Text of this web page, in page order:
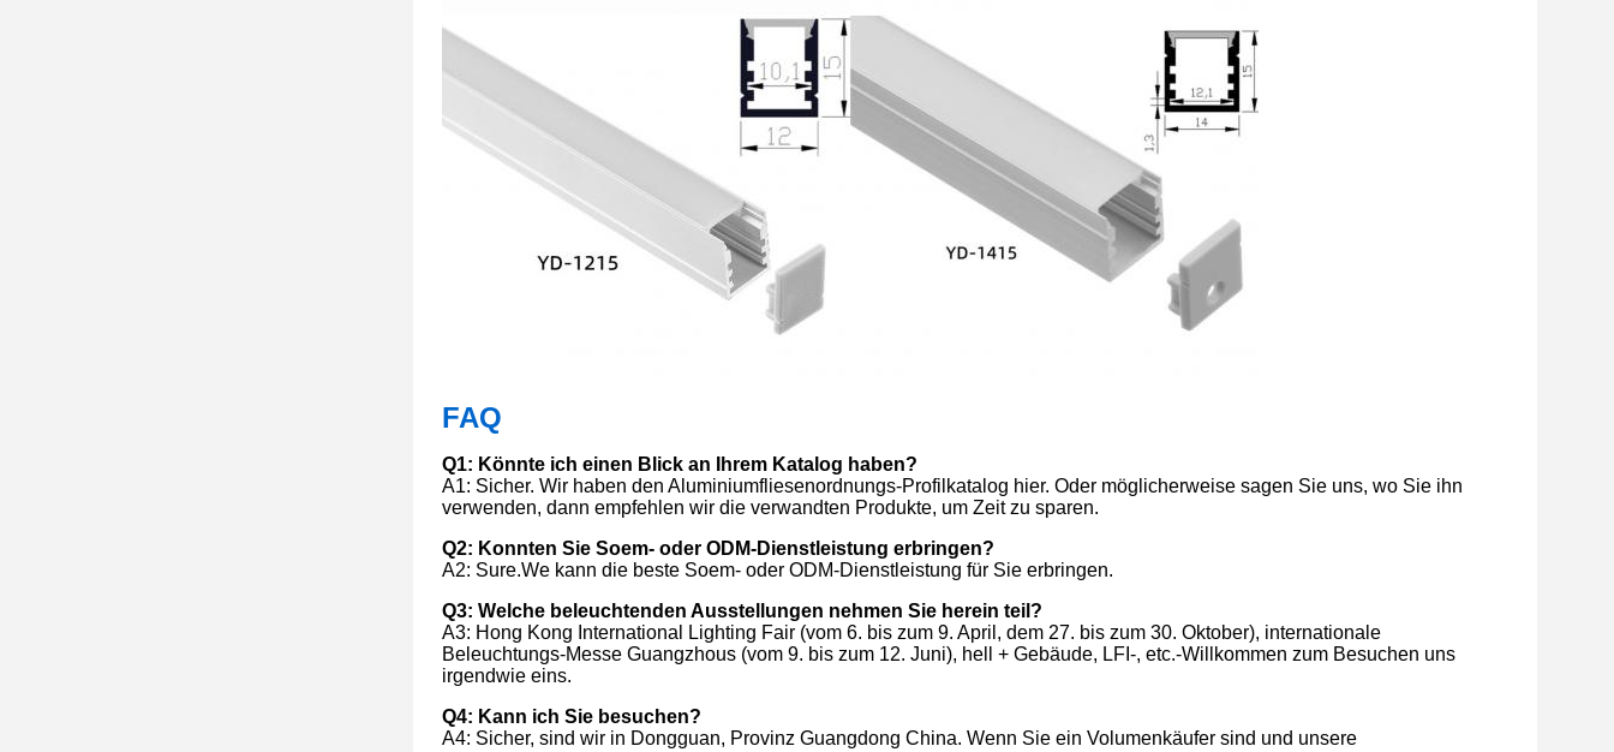
FAQ
Q1: Könnte ich einen Blick an Ihrem Katalog haben?
A1: Sicher. Wir haben den Aluminiumfliesenordnungs-Profilkatalog hier. Oder möglicherweise sagen Sie uns, wo Sie ihn
verwenden, dann empfehlen wir die verwandten Produkte, um Zeit zu sparen.
Q2: Konnten Sie Soem- oder ODM-Dienstleistung erbringen?
A2: Sure.We kann die beste Soem- oder ODM-Dienstleistung für Sie erbringen.
Q3: Welche beleuchtenden Ausstellungen nehmen Sie herein teil?
A3: Hong Kong International Lighting Fair (vom 6. bis zum 9. April, dem 27. bis zum 30. Oktober), internationale
Beleuchtungs-Messe Guangzhous (vom 9. bis zum 12. Juni), hell + Gebäude, LFI-, etc.-Willkommen zum Besuchen uns
irgendwie eins.
Q4: Kann ich Sie besuchen?
A4: Sicher, sind wir in Dongguan, Provinz Guangdong China. Wenn Sie ein Volumenkäufer sind und unsere